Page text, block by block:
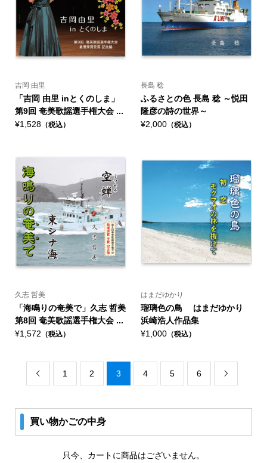
吉岡 由里
「吉岡 由里 inとくのしま」
第9回 奄美歌謡選手権大会 ...
¥1,528（税込）
長島 稔
ふるさとの色 長島 稔 ～悦田
隆彦の詩の世界～
¥2,000 （税込）
久志 哲美
「海鳴りの奄美で」久志 哲美
第8回 奄美歌謡選手権大会 ...
¥1,572 （税込）
はまだゆかり
瑠璃色の鳥 はまだゆかり
浜崎浩人作品集
¥1,000 （税込）
 1 2 3 4 5 6 
買い物かごの中身
只今、カートに商品はございません。